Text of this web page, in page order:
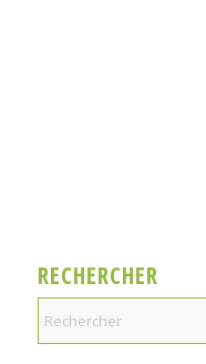
RECHERCHER